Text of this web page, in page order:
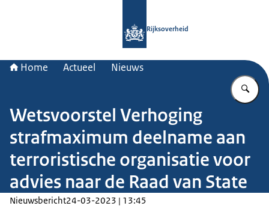
Rijksoverheid
Home Actueel Nieuws
Wetsvoorstel Verhoging
strafmaximum deelname aan
terroristische organisatie voor
advies naar de Raad van State
Nieuwsbericht24-03-2023 | 13:45